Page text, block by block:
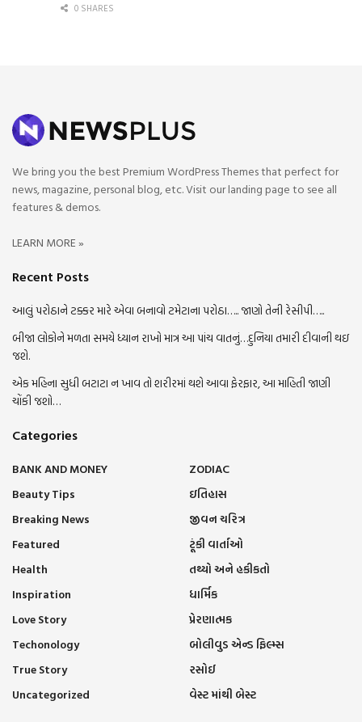
0 SHARES
We bring you the best Premium WordPress Themes that perfect for
news, magazine, personal blog, etc. Visit our landing page to see all
features & demos.
LEARN MORE »
Recent Posts
આલું પરોઠાને ટક્કર મારે એવા બનાવો ટમેટાના પરોઠા….. જાણો તેની રેસીપી…..
બીજા લોકોને મળતા સમયે ધ્યાન રાખો માત્ર આ પાંચ વાતનું…દુનિયા તમારી દીવાની થઇ
જશે.
એક મહિના સુધી બટાટા ન ખાવ તો શરીરમાં થશે આવા ફેરફાર, આ માહિતી જાણી
ચોંકી જશો…
Categories
BANK AND MONEY
Beauty Tips
Breaking News
Featured
Health
Inspiration
Love Story
Techonology
True Story
Uncategorized
ZODIAC
ઇતિહાસ
જીવન ચરિત્ર
ટૂંકી વાર્તાઓ
તથ્યો અને હકીકતો
ધાર્મિક
પ્રેરણાત્મક
બોલીવુડ એન્ડ ફિલ્મ્સ
રસોઈ
વેસ્ટ માંથી બેસ્ટ